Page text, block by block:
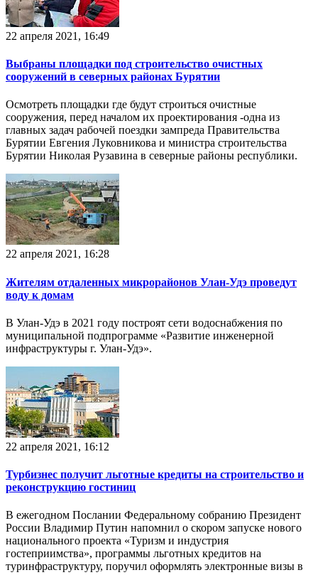
22 апреля 2021, 16:49
Выбраны площадки под строительство очистных
сооружений в северных районах Бурятии
Осмотреть площадки где будут строиться очистные
сооружения, перед началом их проектирования -одна из
главных задач рабочей поездки зампреда Правительства
Бурятии Евгения Луковникова и министра строительства
Бурятии Николая Рузавина в северные районы республики.
22 апреля 2021, 16:28
Жителям отдаленных микрорайонов Улан-Удэ проведут
воду к домам
В Улан-Удэ в 2021 году построят сети водоснабжения по
муниципальной подпрограмме «Развитие инженерной
инфраструктуры г. Улан-Удэ».
22 апреля 2021, 16:12
Турбизнес получит льготные кредиты на строительство и
реконструкцию гостиниц
В ежегодном Послании Федеральному собранию Президент
России Владимир Путин напомнил о скором запуске нового
национального проекта «Туризм и индустрия
гостеприимства», программы льготных кредитов на
туринфраструктуру, поручил оформлять электронные визы в